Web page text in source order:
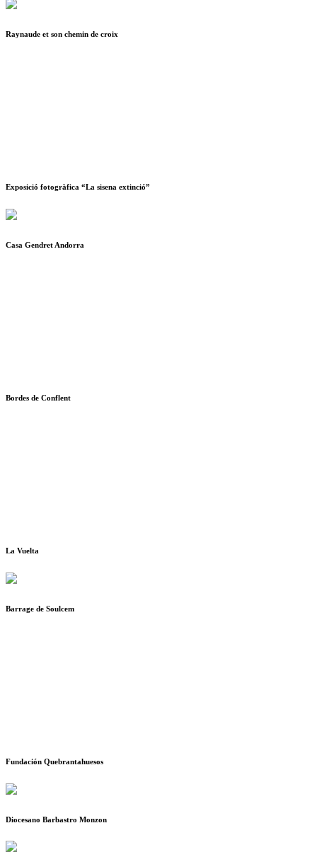
Raynaude et son chemin de croix
Exposició fotogràfica “La sisena extinció”
Casa Gendret Andorra
Bordes de Conflent
La Vuelta
Barrage de Soulcem
Fundación Quebrantahuesos
Diocesano Barbastro Monzon